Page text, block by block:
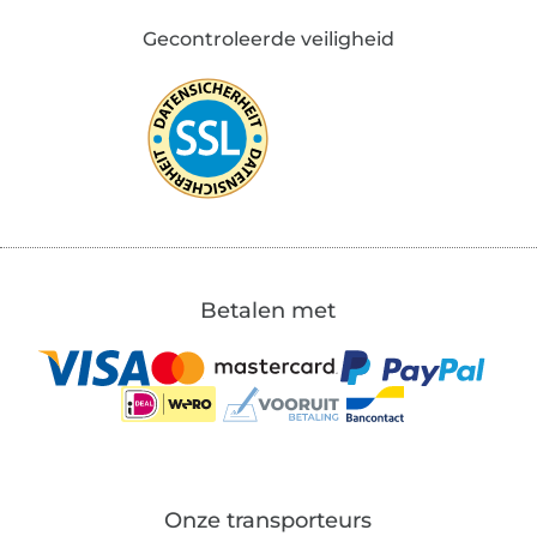
Gecontroleerde veiligheid
Betalen met
Onze transporteurs